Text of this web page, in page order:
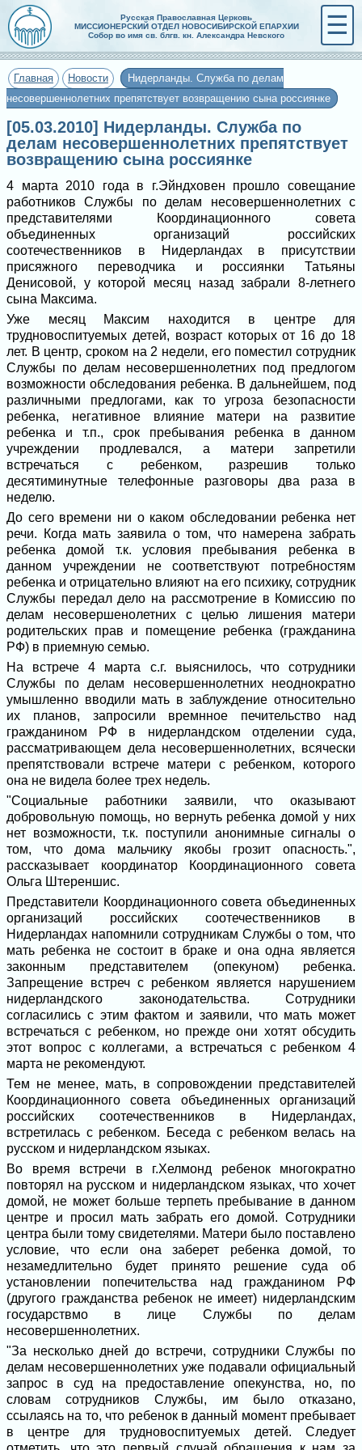
Русская Православная Церковь
МИССИОНЕРСКИЙ ОТДЕЛ НОВОСИБИРСКОЙ ЕПАРХИИ
Собор во имя св. блгв. кн. Александра Невского
☰
Главная Новости
Нидерланды. Служба по делам
несовершеннолетних препятствует возвращению сына россиянке
[05.03.2010] Нидерланды. Служба по
делам несовершеннолетних препятствует
возвращению сына россиянке
4 марта 2010 года в г.Эйндховен прошло совещание
работников Службы по делам несовершеннолетних с
представителями Координационного совета
объединенных организаций российских
соотечественников в Нидерландах в присутствии
присяжного переводчика и россиянки Татьяны
Денисовой, у которой месяц назад забрали 8-летнего
сына Максима.
Уже месяц Максим находится в центре для
трудновоспитуемых детей, возраст которых от 16 до 18
лет. В центр, сроком на 2 недели, его поместил сотрудник
Службы по делам несовершеннолетних под предлогом
возможности обследования ребенка. В дальнейшем, под
различными предлогами, как то угроза безопасности
ребенка, негативное влияние матери на развитие
ребенка и т.п., срок пребывания ребенка в данном
учреждении продлевался, а матери запретили
встречаться с ребенком, разрешив только
десятиминутные телефонные разговоры два раза в
неделю.
До сего времени ни о каком обследовании ребенка нет
речи. Когда мать заявила о том, что намерена забрать
ребенка домой т.к. условия пребывания ребенка в
данном учреждении не соответствуют потребностям
ребенка и отрицательно влияют на его психику, сотрудник
Службы передал дело на рассмотрение в Комиссию по
делам несовершенолетних с целью лишения матери
родительских прав и помещение ребенка (гражданина
РФ) в приемную семью.
На встрече 4 марта с.г. выяснилось, что сотрудники
Службы по делам несовершеннолетних неоднократно
умышленно вводили мать в заблуждение относительно
их планов, запросили времнное печительство над
гражданином РФ в нидерландском отделении суда,
рассматривающем дела несовершеннолетних, всячески
препятствовали встрече матери с ребенком, которого
она не видела более трех недель.
"Социальные работники заявили, что оказывают
добровольную помощь, но вернуть ребенка домой у них
нет возможности, т.к. поступили анонимные сигналы о
том, что дома мальчику якобы грозит опасность.",
рассказывает координатор Координационного совета
Ольга Штереншис.
Представители Координационного совета объединенных
организаций российских соотечественников в
Нидерландах напомнили сотрудникам Службы о том, что
мать ребенка не состоит в браке и она одна является
законным представителем (опекуном) ребенка.
Запрещение встреч с ребенком является нарушением
нидерландского законодательства. Сотрудники
согласились с этим фактом и заявили, что мать может
встречаться с ребенком, но прежде они хотят обсудить
этот вопрос с коллегами, а встречаться с ребенком 4
марта не рекомендуют.
Тем не менее, мать, в сопровождении представителей
Координационного совета объединенных организаций
российских соотечественников в Нидерландах,
встретилась с ребенком. Беседа с ребенком велась на
русском и нидерландском языках.
Во время встречи в г.Хелмонд ребенок многократно
повторял на русском и нидерландском языках, что хочет
домой, не может больше терпеть пребывание в данном
центре и просил мать забрать его домой. Сотрудники
центра были тому свидетелями. Матери было поставлено
условие, что если она заберет ребенка домой, то
незамедлительно будет принято решение суда об
установлении попечительства над гражданином РФ
(другого гражданства ребенок не имеет) нидерландским
государствмо в лице Службы по делам
несовершеннолетних.
"За несколько дней до встречи, сотрудники Службы по
делам несовершеннолетних уже подавали официальный
запрос в суд на предоставление опекунства, но, по
словам сотрудников Службы, им было отказано,
ссылаясь на то, что ребенок в данный момент пребывает
в центре для трудновоспитуемых детей. Следует